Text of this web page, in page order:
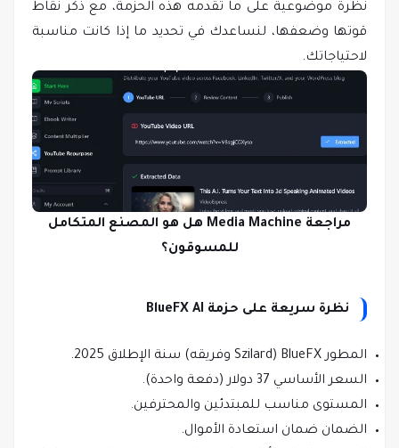
نظرة موضوعية على ما تقدمه هذه الحزمة، مع ذكر نقاط
قوتها وضعفها، لنساعدك في تحديد ما إذا كانت مناسبة
لاحتياجاتك.
مراجعة Media Machine هل هو المصنع المتكامل
للمسوقون؟
نظرة سريعة على حزمة BlueFX AI
المطور BlueFX (Szilard وفريقه) سنة الإطلاق 2025.
السعر الأساسي 37 دولار (دفعة واحدة).
المستوى مناسب للمبتدئين والمحترفين.
الضمان ضمان استعادة الأموال.